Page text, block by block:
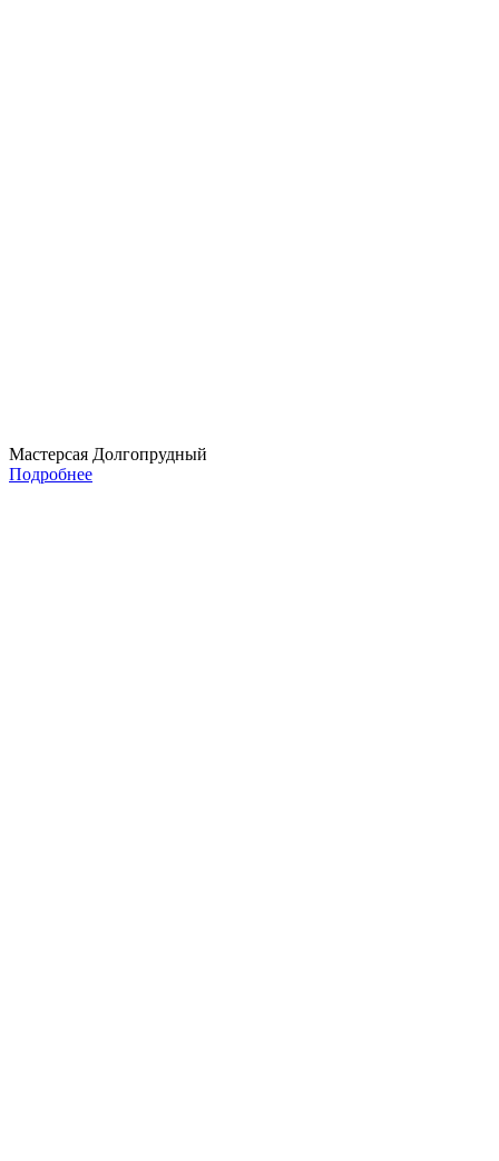
Мастерсая Долгопрудный
Подробнее